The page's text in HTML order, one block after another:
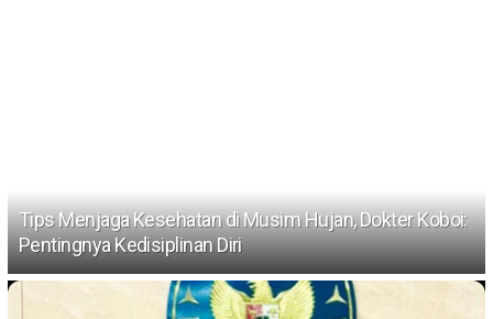
Tips Menjaga Kesehatan di Musim Hujan, Dokter Koboi:
Pentingnya Kedisiplinan Diri